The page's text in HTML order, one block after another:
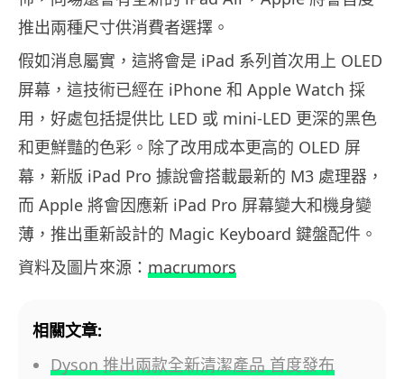
推出兩種尺寸供消費者選擇。
假如消息屬實，這將會是 iPad 系列首次用上 OLED
屏幕，這技術已經在 iPhone 和 Apple Watch 採
用，好處包括提供比 LED 或 mini-LED 更深的黑色
和更鮮豔的色彩。除了改用成本更高的 OLED 屏
幕，新版 iPad Pro 據說會搭載最新的 M3 處理器，
而 Apple 將會因應新 iPad Pro 屏幕變大和機身變
薄，推出重新設計的 Magic Keyboard 鍵盤配件。
資料及圖片來源： macrumors
相關文章:
Dyson 推出兩款全新清潔產品 首度發布